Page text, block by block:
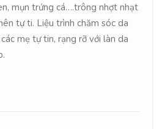
mụn trứng cá….trông nhợt nhạt
tự ti. Liệu trình chăm sóc da
mẹ tự tin, rạng rỡ với làn da